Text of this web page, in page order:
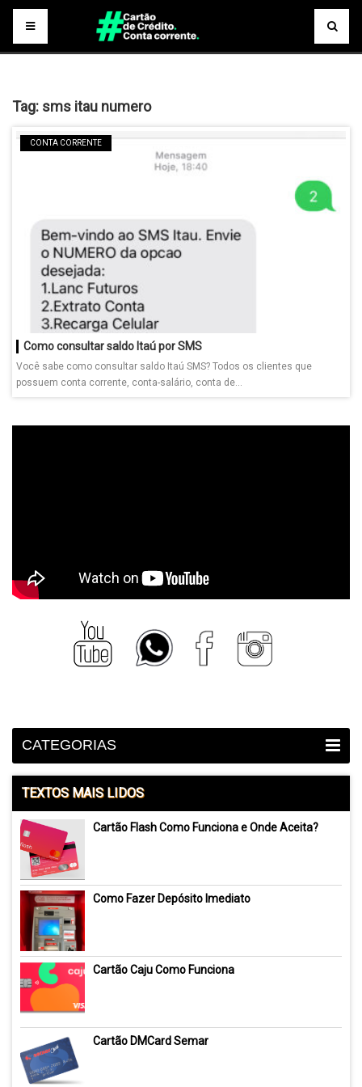
Tag: sms itau numero
CONTA CORRENTE
Como consultar saldo Itaú por SMS
Você sabe como consultar saldo Itaú SMS? Todos os clientes que
possuem conta corrente, conta-salário, conta de...
CATEGORIAS
TEXTOS MAIS LIDOS
Cartão Flash Como Funciona e Onde Aceita?
Como Fazer Depósito Imediato
Cartão Caju Como Funciona
Cartão DMCard Semar